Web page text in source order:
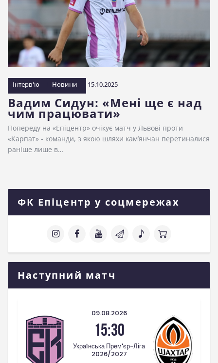
Інтерв'ю Новини 15.10.2025
Вадим Сидун: «Мені ще є над
чим працювати»
Попереду на «Епіцентр» очікує матч у Львові проти
«Карпат» - команди, з якою шляхи кам’янчан перетиналися
раніше лише в…
ФК Епіцентр у соцмережах
Наступний матч
09.08.2026
15:30
Українська Прем'єр-Ліга
2026/2027